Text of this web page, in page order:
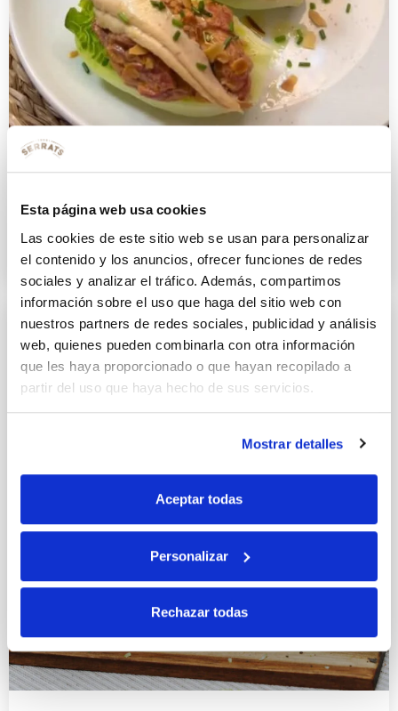
Esta página web usa cookies
Las cookies de este sitio web se usan para personalizar
el contenido y los anuncios, ofrecer funciones de redes
sociales y analizar el tráfico. Además, compartimos
información sobre el uso que haga del sitio web con
nuestros partners de redes sociales, publicidad y análisis
web, quienes pueden combinarla con otra información
que les haya proporcionado o que hayan recopilado a
partir del uso que haya hecho de sus servicios.
Mostrar detalles
Aceptar todas
Personalizar
Rechazar todas
Cogollos con pimientos salteados
y Ventresca de Bonito del Norte
14 ABRIL 2026